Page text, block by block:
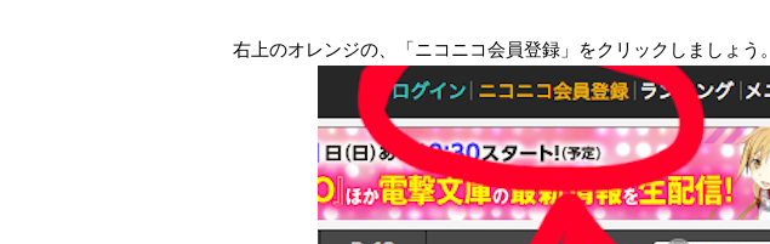
右上のオレンジの、「ニコニコ会員登録」をクリックしましょう。